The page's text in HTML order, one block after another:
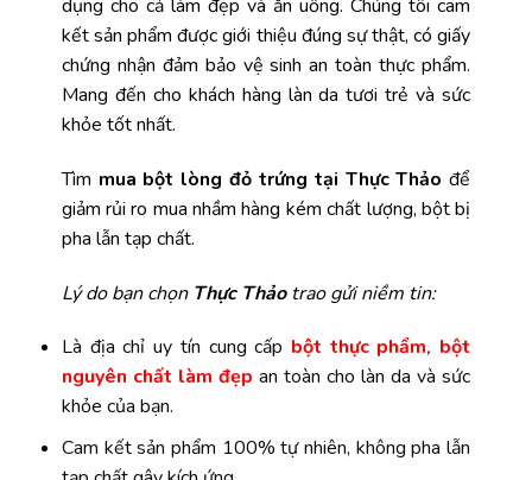
dụng cho cả làm đẹp và ăn uống. Chúng tôi cam
kết sản phẩm được giới thiệu đúng sự thật, có giấy
chứng nhận đảm bảo vệ sinh an toàn thực phẩm.
Mang đến cho khách hàng làn da tươi trẻ và sức
khỏe tốt nhất.
Tìm mua bột lòng đỏ trứng tại Thực Thảo để
giảm rủi ro mua nhầm hàng kém chất lượng, bột bị
pha lẫn tạp chất.
Lý do bạn chọnThực Thảotrao gửi niềm tin:
Là địa chỉ uy tín cung cấp bột thực phẩm, bột
nguyên chất làm đẹp an toàn cho làn da và sức
khỏe của bạn.
Cam kết sản phẩm 100% tự nhiên, không pha lẫn